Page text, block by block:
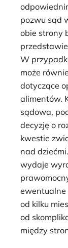
pozwu sąd
obie strony
W
może
dotyczące
alimentów.
sądowa,
decyzję o
kwestie
nad
wydaje
ewentualne
od kilku
od
między